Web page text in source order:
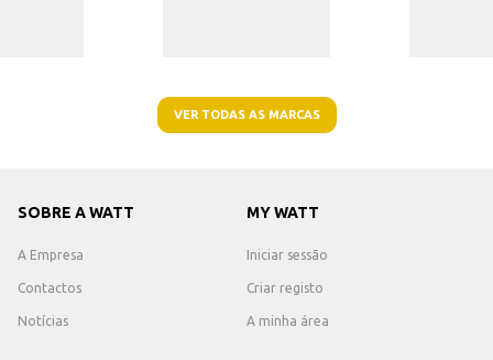
VER TODAS AS MARCAS
SOBRE A WATT
A Empresa
Contactos
Notícias
MY WATT
Iniciar sessão
Criar registo
A minha área